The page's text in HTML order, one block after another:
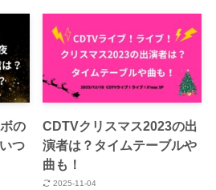
の
つ
CDTVクリスマス2023の出
演者は？タイムテーブルや
曲も！
2025-11-04